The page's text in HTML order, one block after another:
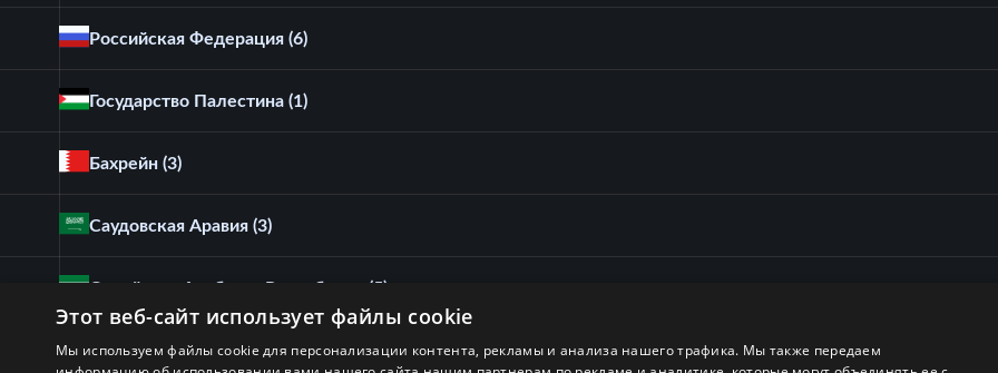
Российская Федерация (6)
Государство Палестина (1)
Бахрейн (3)
Саудовская Аравия (3)
Сирийская Арабская Республика (5)
Судан (4)
Этот веб-сайт использует файлы cookie
Мы используем файлы cookie для персонализации контента, рекламы и анализа нашего трафика. Мы также передаем